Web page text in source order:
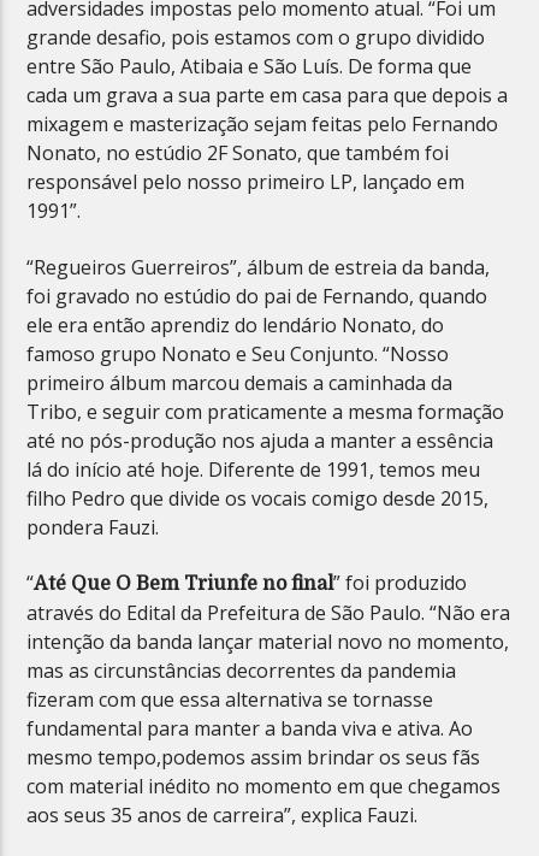
adversidades impostas pelo momento atual. “Foi um
grande desafio, pois estamos com o grupo dividido
entre São Paulo, Atibaia e São Luís. De forma que
cada um grava a sua parte em casa para que depois a
mixagem e masterização sejam feitas pelo Fernando
Nonato, no estúdio 2F Sonato, que também foi
responsável pelo nosso primeiro LP, lançado em
1991”.
“Regueiros Guerreiros”, álbum de estreia da banda,
foi gravado no estúdio do pai de Fernando, quando
ele era então aprendiz do lendário Nonato, do
famoso grupo Nonato e Seu Conjunto. “Nosso
primeiro álbum marcou demais a caminhada da
Tribo, e seguir com praticamente a mesma formação
até no pós-produção nos ajuda a manter a essência
lá do início até hoje. Diferente de 1991, temos meu
filho Pedro que divide os vocais comigo desde 2015,
pondera Fauzi.
“Até Que O Bem Triunfe no final” foi produzido
através do Edital da Prefeitura de São Paulo. “Não era
intenção da banda lançar material novo no momento,
mas as circunstâncias decorrentes da pandemia
fizeram com que essa alternativa se tornasse
fundamental para manter a banda viva e ativa. Ao
mesmo tempo,podemos assim brindar os seus fãs
com material inédito no momento em que chegamos
aos seus 35 anos de carreira”, explica Fauzi.